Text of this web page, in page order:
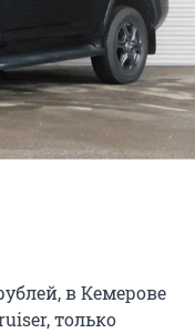
в Кемерове
только